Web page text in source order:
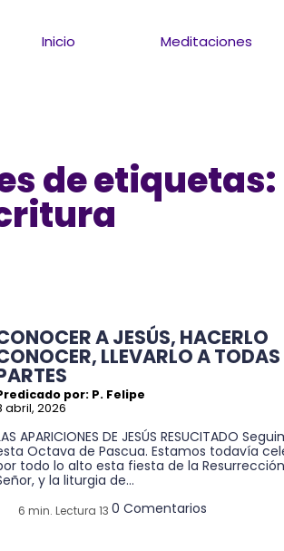
Inicio Meditaciones
de etiquetas:
A JESÚS, HACERLO
LLEVARLO A TODAS
por: P. Felipe
abril, 2026
APARICIONES DE JESÚS RESUCITADO
Octava de Pascua. Estamos todavía
todo lo alto esta fiesta de la
y la liturgia de...
6 min. Lectura 13 0 Comentarios